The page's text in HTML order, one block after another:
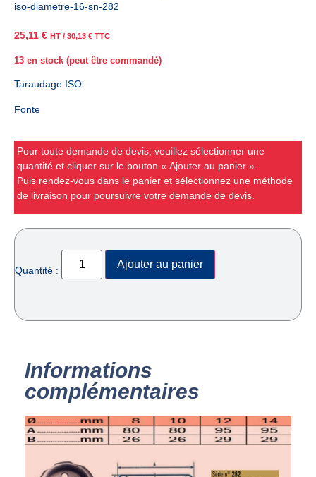
iso-diametre-16-sn-282
25,11 € HT / 30,13 € TTC
13 en stock (peut être commandé)
Taraudage ISO
Fonte
Pour toute demande de devis, veuillez sélectionner une
quantité et cliquer sur le bouton « Ajouter au panier ».
Puis rendez-vous dans le panier et sélectionnez une méthode
de livraison pour poursuivre votre demande de devis.
Quantité : Ajouter au panier
Informations
complémentaires